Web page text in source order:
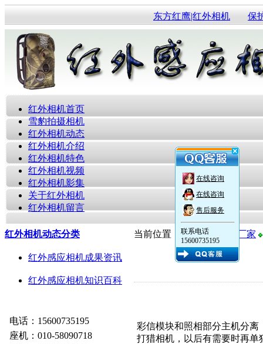
东方红鹰|红外相机 保
红外相机首页
雪豹拍摄相机
红外相机动态
红外相机介绍
红外相机特色
红外相机视频
红外相机影集
关于红外相机
红外相机留言
红外相机动态分类
红外感应相机成果资讯
红外感应相机知识百科
电话：15600735195
座机：010-58090718
当前位置： 红外感应相机厂家
彩信模块和照相部分主机分
打猎相机，以后有需要时再
在线咨询
在线咨询
售后服务
联系电话
15600735195